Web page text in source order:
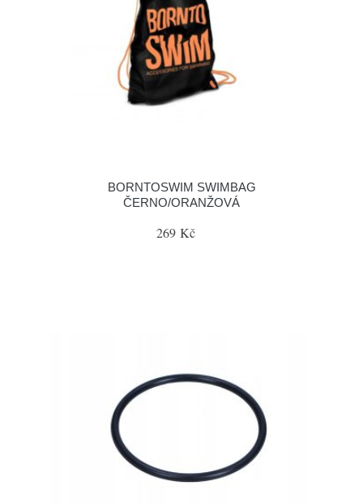
BORNTOSWIM SWIMBAG
ČERNO/ORANŽOVÁ
269 Kč